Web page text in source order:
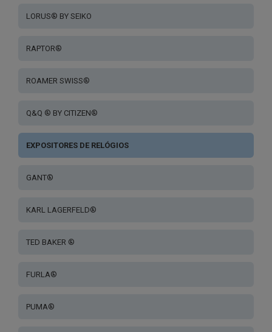
LORUS® BY SEIKO
RAPTOR®
ROAMER SWISS®
Q&Q ® BY CITIZEN®
EXPOSITORES DE RELÓGIOS
GANT®
KARL LAGERFELD®
TED BAKER ®
FURLA®
PUMA®